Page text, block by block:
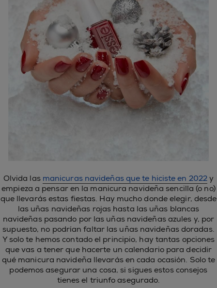
Olvida las manicuras navideñas que te hiciste en 2022y
empieza a pensar en la manicura navideña sencilla (o no)
que llevarás estas fiestas. Hay mucho donde elegir, desde
las uñas navideñas rojas hasta las uñas blancas
navideñas pasando por las uñas navideñas azules y, por
supuesto, no podrían faltar las uñas navideñas doradas.
Y solo te hemos contado el principio, hay tantas opciones
que vas a tener que hacerte un calendario para decidir
qué manicura navideña llevarás en cada ocasión. Solo te
podemos asegurar una cosa, si sigues estos consejos
tienes el triunfo asegurado.